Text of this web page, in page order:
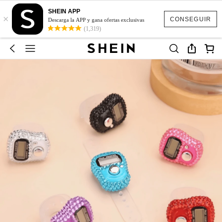
CONSEGUIR
×
SHEIN APP
Descarga la APP y gana ofertas exclusivas
(1,319)